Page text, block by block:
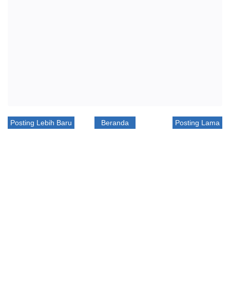
Posting Lebih Baru Posting Lama
Beranda